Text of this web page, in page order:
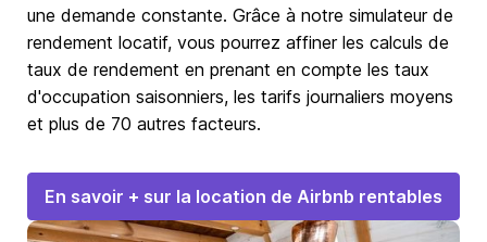
une demande constante. Grâce à notre simulateur de
rendement locatif, vous pourrez affiner les calculs de
taux de rendement en prenant en compte les taux
d'occupation saisonniers, les tarifs journaliers moyens
et plus de 70 autres facteurs.
En savoir + sur la location de Airbnb rentables